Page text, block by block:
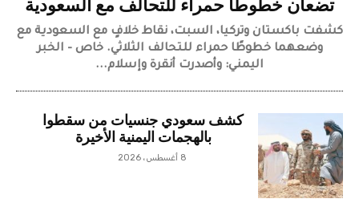
تضعان خطوطًا حمراء للتحالف مع السعودية
كشفت باكستان وتركيا، السبت، نقاط خلافٍ مع السعودية مع
وضعهما خطوطًا حمراء للتحالف الثلاثي. خاص – الخبر
اليمني: وأصدرت أنقرة وإسلام...
كشف سعودي جنسيات من سقطوا
بالهجمات اليمنية الأخيرة
8 أغسطس، 2026